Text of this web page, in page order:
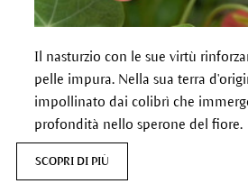
Il nasturzio con le sue virtù
pelle impura. Nella sua terra
impollinato dai colibrì che
profondità nello sperone del fiore.
SCOPRI DI PIÙ